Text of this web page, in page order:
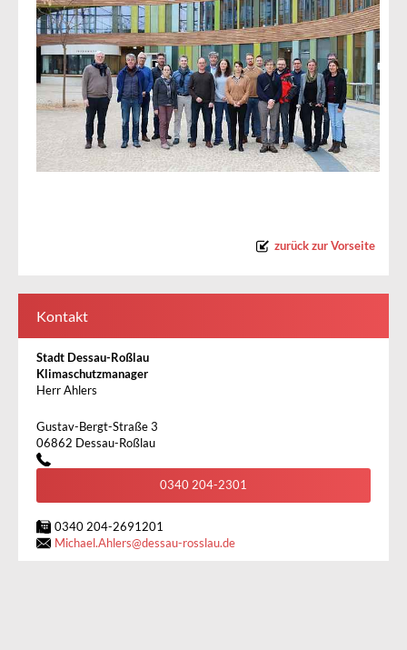
zurück zur Vorseite
Kontakt
Stadt Dessau-Roßlau
Klimaschutzmanager
Herr Ahlers
Gustav-Bergt-Straße 3
06862 Dessau-Roßlau
0340 204-2301
0340 204-2691201
Michael.Ahlers@dessau-rosslau.de